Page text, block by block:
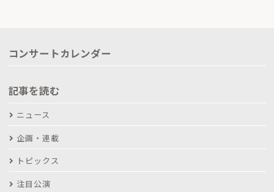
コンサートカレンダー
記事を読む
ニュース
企画・連載
トピックス
注目公演